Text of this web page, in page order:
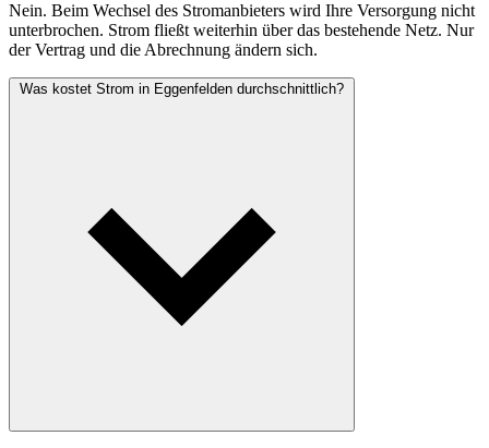
Nein. Beim Wechsel des Stromanbieters wird Ihre Versorgung nicht
unterbrochen. Strom fließt weiterhin über das bestehende Netz. Nur
der Vertrag und die Abrechnung ändern sich.
Was kostet Strom in Eggenfelden durchschnittlich?